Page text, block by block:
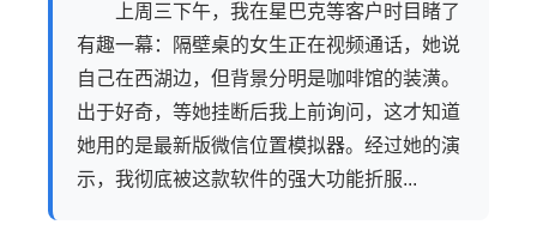
虚拟位置
上周三下午，我在星巴克等客户时目睹了
有趣一幕：隔壁桌的女生正在视频通话，她说
自己在西湖边，但背景分明是咖啡馆的装潢。
出于好奇，等她挂断后我上前询问，这才知道
她用的是最新版微信位置模拟器。经过她的演
示，我彻底被这款软件的强大功能折服...